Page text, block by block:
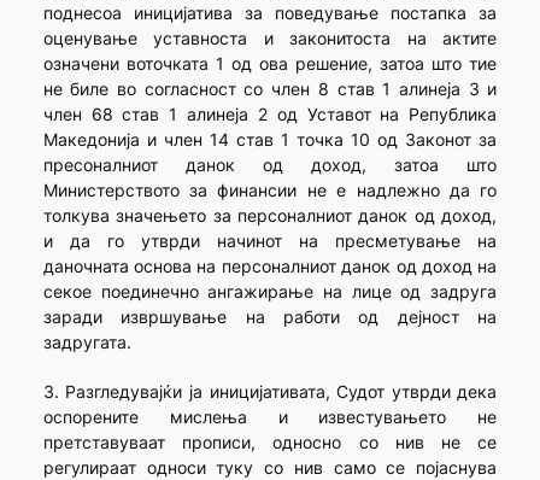
поднесоа иницијатива за поведување постапка за
оценување уставноста и законитоста на актите
означени воточката 1 од ова решение, затоа што тие
не биле во согласност со член 8 став 1 алинеја 3 и
член 68 став 1 алинеја 2 од Уставот на Република
Македонија и член 14 став 1 точка 10 од Законот за
пресоналниот данок од доход, затоа што
Министерството за финансии не е надлежно да го
толкува значењето за персоналниот данок од доход,
и да го утврди начинот на пресметување на
даночната основа на персоналниот данок од доход на
секое поединечно ангажирање на лице од задруга
заради извршување на работи од дејност на
задругата.
3. Разгледувајќи ја иницијативата, Судот утврди дека
оспорените мислења и известувањето не
претставуваат прописи, односно со нив не се
регулираат односи туку со нив само се појаснува